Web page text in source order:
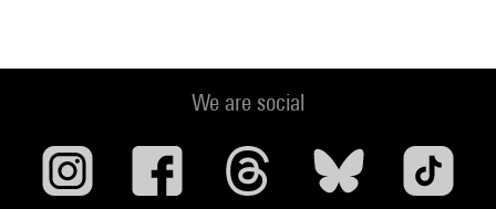
We are social